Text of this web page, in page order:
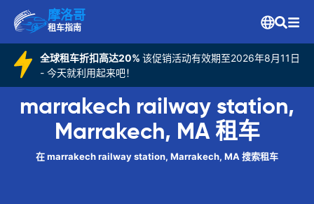
摩洛哥
租车指南
全球租车折扣高达20% 该促销活动有效期至2026年8月11日
- 今天就利用起来吧！
marrakech railway station,
Marrakech, MA 租车
在 marrakech railway station, Marrakech, MA 搜索租车